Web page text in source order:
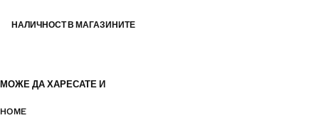
НАЛИЧНОСТ В МАГАЗИНИТЕ
МОЖЕ ДА ХАРЕСАТЕ И
HOME